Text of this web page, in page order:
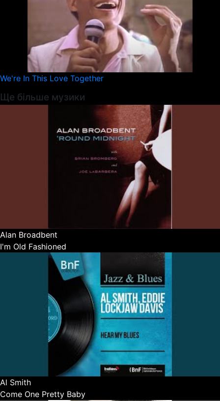
We're In This Love Together
Ще більше музики
Alan Broadbent
I'm Old Fashioned
Al Smith
Come One Pretty Baby